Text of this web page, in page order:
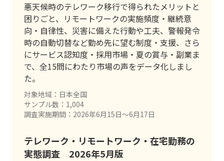
悪天候時のテレワーク移行で得られたメリットと
困りごと、リモートワークの実施頻度・継続意
向・自律性、災害に備えた行動や工夫、警報発令
時の自動切替など勤め先に望む制度・支援、さら
にサービス認知度・採用市場・夏の賞与・副業ま
で、全15問にわたり市場の声をデータ化しまし
た。
対象地域：日本全国
サンプル数：1,004
調査実施期間：2026年6月15日〜6月17日
テレワーク・リモートワーク・在宅勤務の
実態調査 2026年5月版